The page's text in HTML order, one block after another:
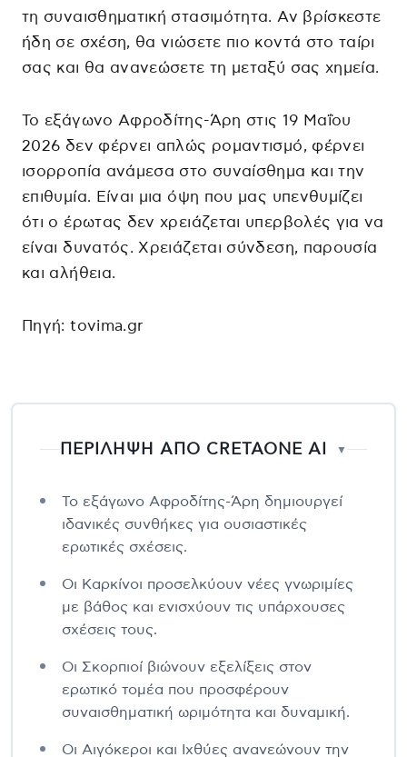
τη συναισθηματική στασιμότητα. Αν βρίσκεστε
ήδη σε σχέση, θα νιώσετε πιο κοντά στο ταίρι
σας και θα ανανεώσετε τη μεταξύ σας χημεία.
Το εξάγωνο Αφροδίτης-Άρη στις 19 Μαΐου
2026 δεν φέρνει απλώς ρομαντισμό, φέρνει
ισορροπία ανάμεσα στο συναίσθημα και την
επιθυμία. Είναι μια όψη που μας υπενθυμίζει
ότι ο έρωτας δεν χρειάζεται υπερβολές για να
είναι δυνατός. Χρειάζεται σύνδεση, παρουσία
και αλήθεια.
Πηγή: tovima.gr
ΠΕΡΙΛΗΨΗ ΑΠΟ CRETAONE AI ▼
Το εξάγωνο Αφροδίτης-Άρη δημιουργεί
ιδανικές συνθήκες για ουσιαστικές
ερωτικές σχέσεις.
Οι Καρκίνοι προσελκύουν νέες γνωριμίες
με βάθος και ενισχύουν τις υπάρχουσες
σχέσεις τους.
Οι Σκορπιοί βιώνουν εξελίξεις στον
ερωτικό τομέα που προσφέρουν
συναισθηματική ωριμότητα και δυναμική.
Οι Αιγόκεροι και Ιχθύες ανανεώνουν την